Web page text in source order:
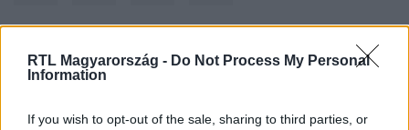
RTL Magyarország - Do Not Process My Personal
Information
If you wish to opt-out of the sale, sharing to third parties, or
Kövess minket, és értesülj a friss hírekről a